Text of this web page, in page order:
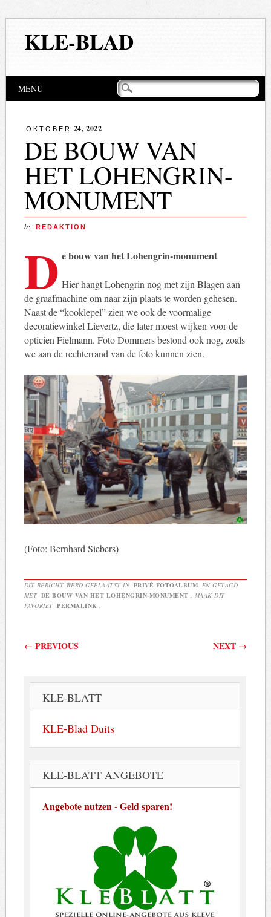
KLE-BLAD
Hoofdmenu
MENU
OKTOBER 24, 2022
DE BOUW VAN
HET LOHENGRIN-
MONUMENT
by REDAKTION
D e bouw van het Lohengrin-monument
Hier hangt Lohengrin nog met zijn Blagen aan
de graafmachine om naar zijn plaats te worden gehesen.
Naast de “kooklepel” zien we ook de voormalige
decoratiewinkel Lievertz, die later moest wijken voor de
opticien Fielmann. Foto Dommers bestond ook nog, zoals
we aan de rechterrand van de foto kunnen zien.
(Foto: Bernhard Siebers)
DIT BERICHT WERD GEPLAATST IN PRIVÉ FOTOALBUM EN GETAGD
MET DE BOUW VAN HET LOHENGRIN-MONUMENT . MAAK DIT
FAVORIET PERMALINK .
Berichtnavigatie
← PREVIOUS NEXT →
KLE-BLATT
KLE-Blad Duits
KLE-BLATT ANGEBOTE
Angebote nutzen - Geld sparen!